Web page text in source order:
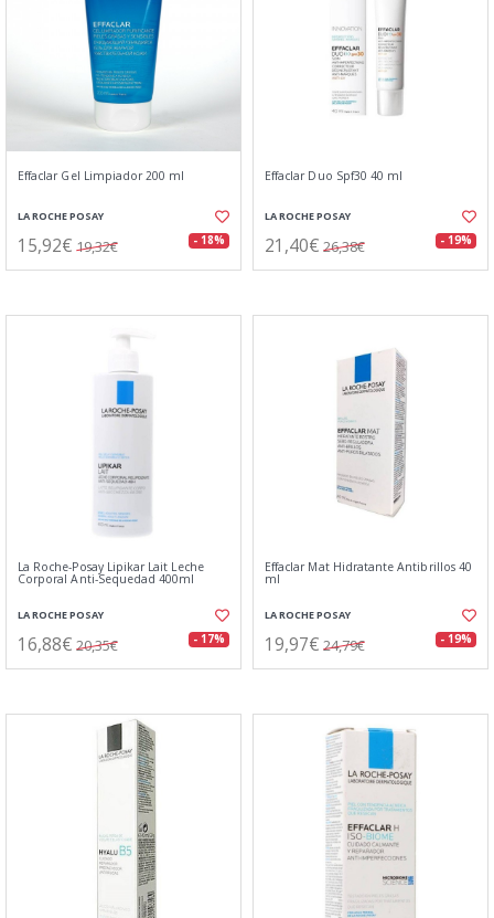
Effaclar Gel Limpiador 200 ml
LA ROCHE POSAY
15,92€ 19,32€ - 18%
Effaclar Duo Spf30 40 ml
LA ROCHE POSAY
21,40€ 26,38€ - 19%
La Roche-Posay Lipikar Lait Leche
Corporal Anti-Sequedad 400ml
LA ROCHE POSAY
16,88€ 20,35€ - 17%
Effaclar Mat Hidratante Antibrillos 40
ml
LA ROCHE POSAY
19,97€ 24,79€ - 19%